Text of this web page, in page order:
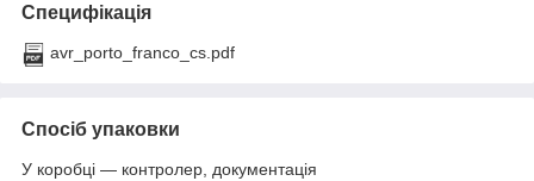
Специфікація
avr_porto_franco_cs.pdf
Спосіб упаковки
У коробці — контролер, документація